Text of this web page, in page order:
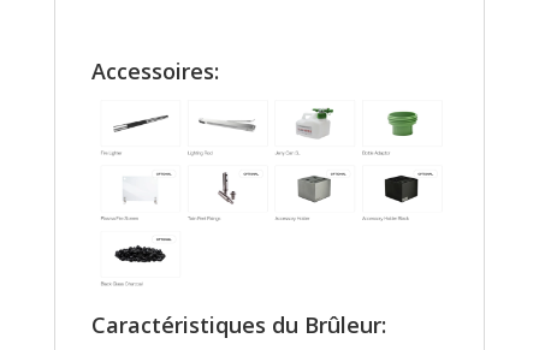
Accessoires:
Caractéristiques du Brûleur: